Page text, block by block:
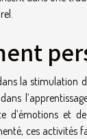
la stimulation
d’émotions et
ces activités